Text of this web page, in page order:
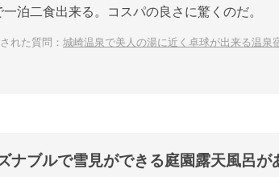
一泊二食出来る。コスパの良さに驚くのだ。
れた質問： 城崎温泉で美人の湯に近く卓球が出来る温泉
ナブルで雪見ができる庭園露天風呂が